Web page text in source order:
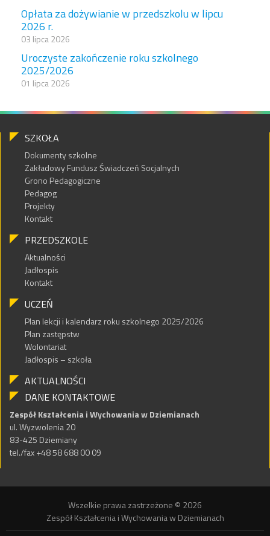
Opłata za dożywianie w przedszkolu w lipcu
2026 r.
03 lipca 2026
Uroczyste zakończenie roku szkolnego
2025/2026
01 lipca 2026
SZKOŁA
Dokumenty szkolne
Zakładowy Fundusz Świadczeń Socjalnych
Grono Pedagogiczne
Pedagog
Projekty
Kontakt
PRZEDSZKOLE
Aktualności
Jadłospis
Kontakt
UCZEŃ
Plan lekcji i kalendarz roku szkolnego 2025/2026
Plan zastępstw
Wolontariat
Jadłospis – szkoła
AKTUALNOŚCI
DANE KONTAKTOWE
Zespół Kształcenia i Wychowania w Dziemianach
ul. Wyzwolenia 20
83-425 Dziemiany
tel./fax +48 58 688 00 09
Wszelkie prawa zastrzeżone © 2026
Zespół Kształcenia i Wychowania w Dziemianach